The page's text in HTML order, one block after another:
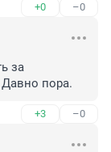
+0 –0
за
пора.
+3 –0